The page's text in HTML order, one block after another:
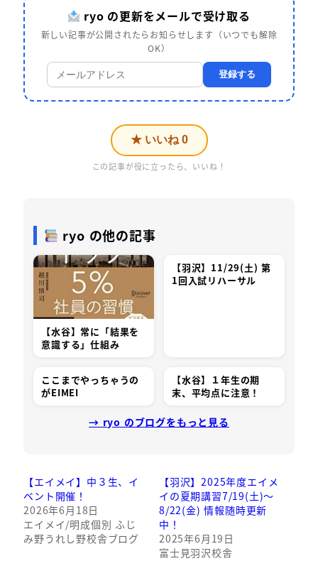
ryo の更新をメールで受け取る
新しい記事が公開されたらお知らせします（いつでも解除
OK）
登録する
★ いいね 0
この記事が役に立ったら、いいね！
ryo の他の記事
【水谷】常に「結果を
意識する」仕組み
【羽沢】11/29(土) 第
1回入試リハーサル
ここまでやっちゃうの
がEIMEI
【水谷】１年生の期
末、平均点に注意！
→ ryo のブログをもっと見る
【エイメイ】中３生、イ
ベント開催！
2026年6月18日
エイメイ/明成個別 ふじ
み野うれし野校舎ブログ
【羽沢】2025年度エイメ
イの夏期講習7/19(土)～
8/22(金) 情報随時更新
中！
2025年6月19日
富士見羽沢校舎